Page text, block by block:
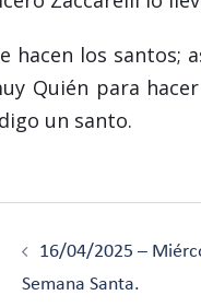
hacen los santos;
Quién para
un santo.
16/04/2025 –
Semana Santa.